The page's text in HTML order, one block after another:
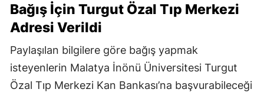
Bağış İçin Turgut Özal Tıp Merkezi
Adresi Verildi
Paylaşılan bilgilere göre bağış yapmak
isteyenlerin Malatya İnönü Üniversitesi Turgut
Özal Tıp Merkezi Kan Bankası’na başvurabileceği